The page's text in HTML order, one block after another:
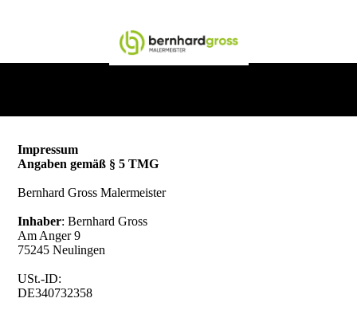
Impressum
Angaben gemäß § 5 TMG
Bernhard Gross Malermeister
Inhaber: Bernhard Gross
Am Anger 9
75245 Neulingen
USt.-ID:
DE340732358